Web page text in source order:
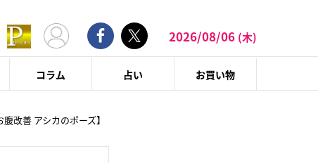
2026/08/06 (木)
コラム 占い お買い物
改善 アシカのポーズ】